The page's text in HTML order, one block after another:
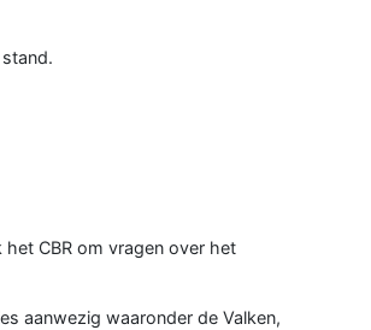
CBR om vragen over het
aanwezig waaronder de Valken,